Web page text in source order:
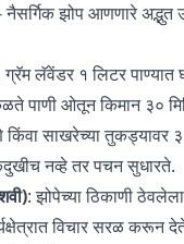
झोप आणणारे अद्भुत
लॅवेंडर १ लिटर पाण्यात
ओतून किमान ३०
किंवा साखरेच्या
नव्हे तर पचन सुधारते.
: झोपेच्या ठिकाणी
विचार सरळ करून